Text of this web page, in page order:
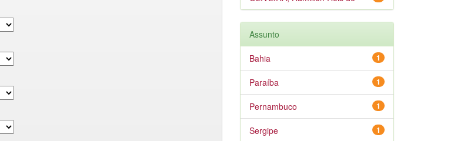
Assunto
1
Bahia
1
Paraíba
1
Pernambuco
1
Sergipe